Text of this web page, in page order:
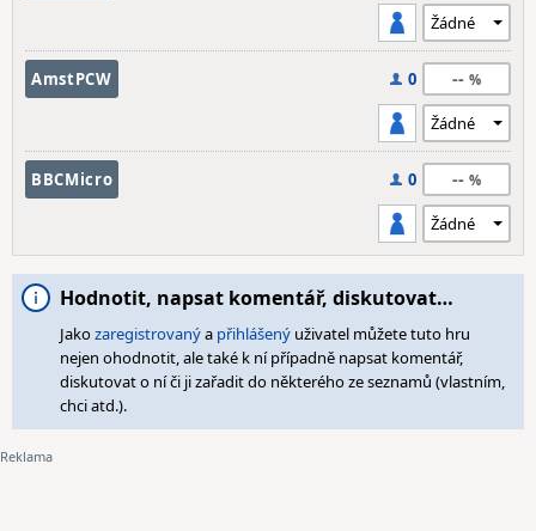
AmstPCW 0 --
BBCMicro 0 --
Hodnotit, napsat komentář, diskutovat…
Jakozaregistrovanýa přihlášený uživatel můžete tuto hru
nejen ohodnotit, ale také k ní případně napsat komentář,
diskutovat o ní či ji zařadit do některého ze seznamů (vlastním,
chci atd.).